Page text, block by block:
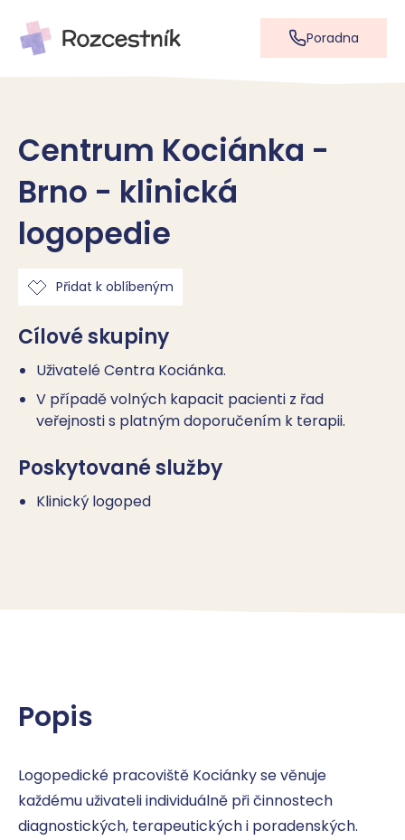
Poradna
Centrum Kociánka -
Brno - klinická
logopedie
Přidat k oblíbeným
Cílové skupiny
Uživatelé Centra Kociánka.
V případě volných kapacit pacienti z řad
veřejnosti s platným doporučením k terapii.
Poskytované služby
Klinický logoped
Popis
Logopedické pracoviště Kociánky se věnuje
každému uživateli individuálně při činnostech
diagnostických, terapeutických i poradenských.